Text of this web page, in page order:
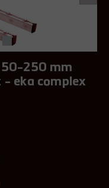
50-250 mm
eka complex